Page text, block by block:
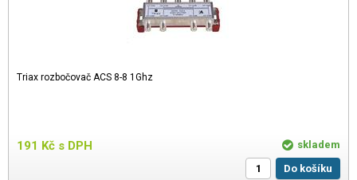
Triax rozbočovač ACS 8-8 1Ghz
191 Kč s DPH
skladem
Do košíku